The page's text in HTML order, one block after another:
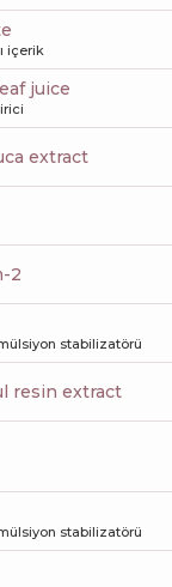
içerik
juice
extract
2
stabilizatörü
resin extract
stabilizatörü